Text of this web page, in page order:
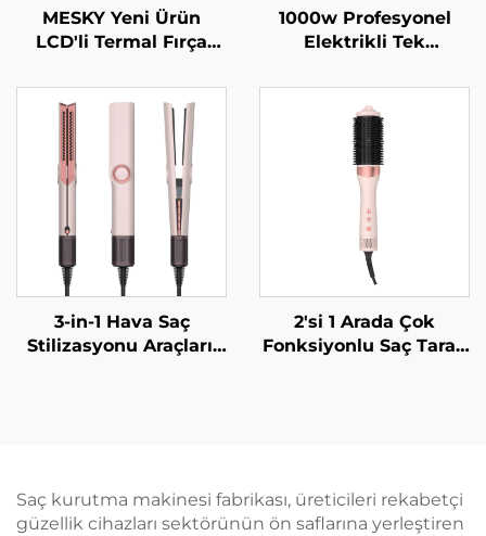
MESKY Yeni Ürün
LCD'li Termal Fırça
Silindir Elektrikli Saç
Büzme Fırçası
1000w Profesyonel
Elektrikli Tek
Kurutucu ve
Hacimlendirici Hava
Üflemeli Kurutucu
Otomatik Çok Amaçlı
4-in-1 Fırça İyonik OEM
3-in-1 Hava Saç
Stilizasyonu Araçları,
2'si 1 Arada Çok
Fonksiyonlu Saç Tarak
Saç kurutma makinesi fabrikası, üreticileri rekabetçi
güzellik cihazları sektörünün ön saflarına yerleştiren